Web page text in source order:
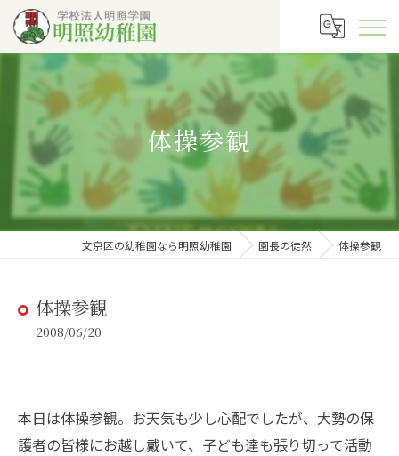
体操参観
文京区の幼稚園なら明照幼稚園 園長の徒然 体操参観
体操参観
2008/06/20
本日は体操参観。お天気も少し心配でしたが、大勢の保
護者の皆様にお越し戴いて、子ども達も張り切って活動